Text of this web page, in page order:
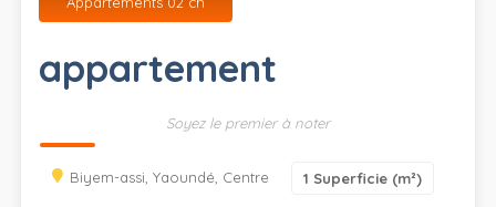
appartement
Soyez le premier à noter
Biyem-assi, Yaoundé, Centre 1 Superficie (m²)